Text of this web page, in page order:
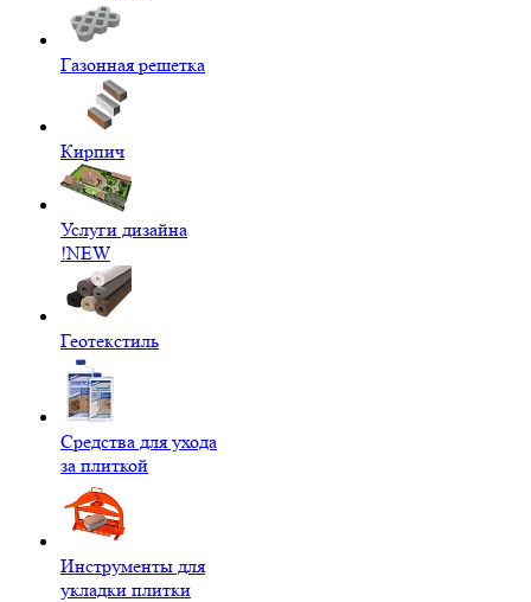
Газонная решетка
Кирпич
Услуги дизайна
!NEW
Геотекстиль
Средства для ухода
за плиткой
Инструменты для
укладки плитки